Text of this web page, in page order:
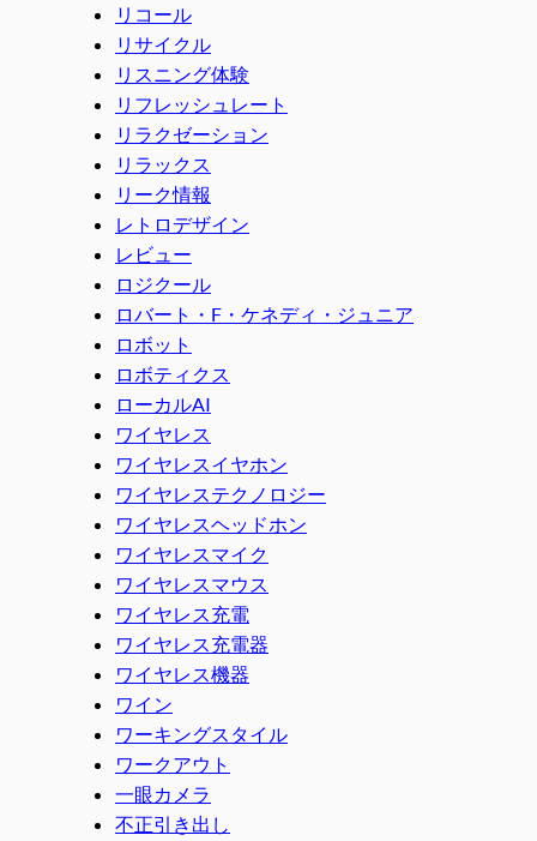
リコール
リサイクル
リスニング体験
リフレッシュレート
リラクゼーション
リラックス
リーク情報
レトロデザイン
レビュー
ロジクール
ロバート・F・ケネディ・ジュニア
ロボット
ロボティクス
ローカルAI
ワイヤレス
ワイヤレスイヤホン
ワイヤレステクノロジー
ワイヤレスヘッドホン
ワイヤレスマイク
ワイヤレスマウス
ワイヤレス充電
ワイヤレス充電器
ワイヤレス機器
ワイン
ワーキングスタイル
ワークアウト
一眼カメラ
不正引き出し